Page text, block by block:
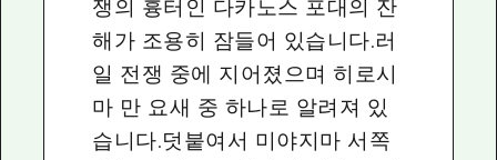
쟁의 흉터인 다카노스 포대의 잔
해가 조용히 잠들어 있습니다.러
일 전쟁 중에 지어졌으며 히로시
마 만 요새 중 하나로 알려져 있
습니다.덧붙여서 미야지마 서쪽